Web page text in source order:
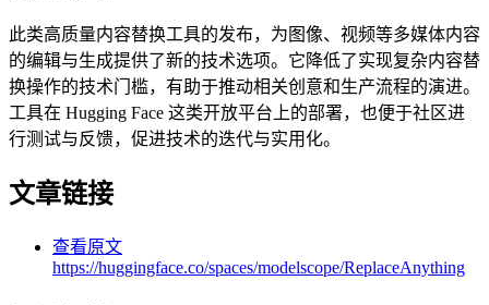
此类高质量内容替换工具的发布，为图像、视频等多媒体内容
的编辑与生成提供了新的技术选项。它降低了实现复杂内容替
换操作的技术门槛，有助于推动相关创意和生产流程的演进。
工具在 Hugging Face 这类开放平台上的部署，也便于社区进
行测试与反馈，促进技术的迭代与实用化。
文章链接
查看原文
https://huggingface.co/spaces/modelscope/ReplaceAnything